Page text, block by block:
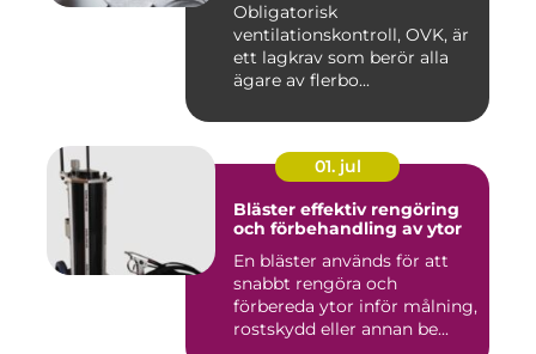
Obligatorisk
ventilationskontroll, OVK, är
ett lagkrav som berör alla
ägare av flerbo...
01. jul
Bläster effektiv rengöring
och förbehandling av ytor
En bläster används för att
snabbt rengöra och
förbereda ytor inför målning,
rostskydd eller annan be...